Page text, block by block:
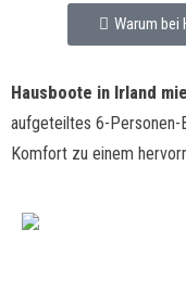
Warum
Hausboote in Irland
aufgeteiltes 6-Personen-
Komfort zu einem